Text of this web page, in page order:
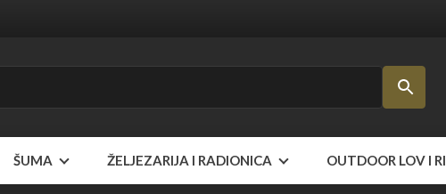
ŠUMA ŽELJEZARIJA I RADIONICA OUTDOOR LOV I